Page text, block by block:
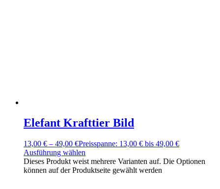
Elefant Krafttier Bild
13,00 € – 49,00 €Preisspanne: 13,00 € bis 49,00 €
Ausführung wählen
Dieses Produkt weist mehrere Varianten auf. Die Optionen
können auf der Produktseite gewählt werden